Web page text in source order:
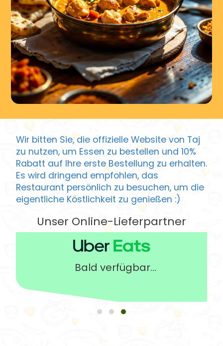
Wir bitten Sie, die offizielle Website von Taj
zu nutzen, um Essen zu bestellen und 10%
Rabatt auf Ihre erste Bestellung zu erhalten.
Es wird dringend empfohlen, das
Restaurant persönlich zu besuchen, um die
eigentliche Köstlichkeit zu genießen :)
Unser Online-Lieferpartner
Bald verfügbar...